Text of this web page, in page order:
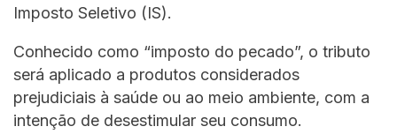
Imposto Seletivo (IS).
Conhecido como “imposto do pecado”, o tributo
será aplicado a produtos considerados
prejudiciais à saúde ou ao meio ambiente, com a
intenção de desestimular seu consumo.